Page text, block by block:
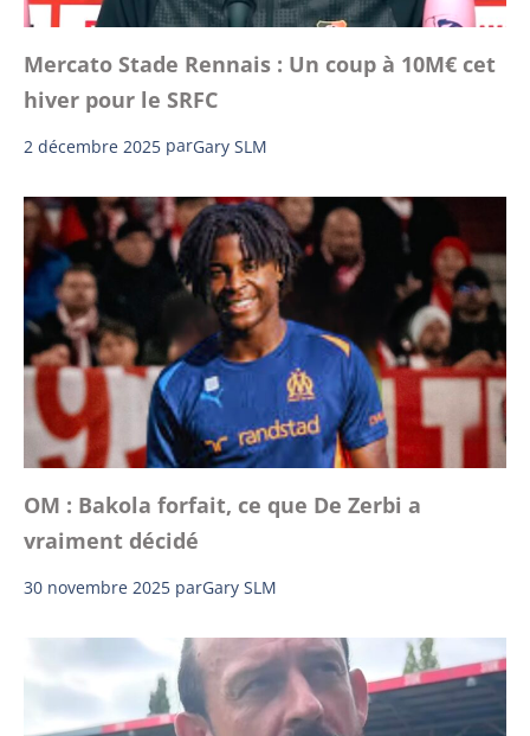
Mercato Stade Rennais : Un coup à 10M€ cet
hiver pour le SRFC
2 décembre 2025 parGary SLM
OM : Bakola forfait, ce que De Zerbi a
vraiment décidé
30 novembre 2025 parGary SLM